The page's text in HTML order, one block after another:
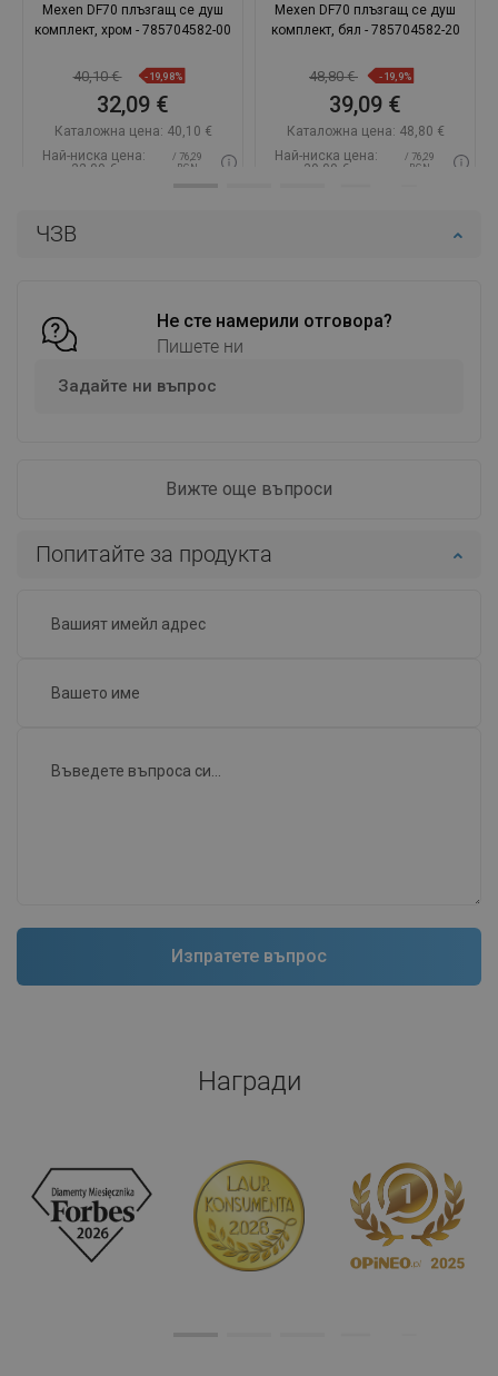
ЧЗВ
Не сте намерили отговора?
Пишете ни
Задайте ни въпрос
Вижте още въпроси
Попитайте за продукта
Mexen DF70 плъзгащ се душ
комплект, хром - 785704582-00
40,10 € -19,98%
32,09 €
Каталожна цена: 40,10 €
Най-ниска цена:
32,09 €
/ 76,29
BGN
Добави в количката
Mexen DF70 плъзгащ се душ
комплект, бял - 785704582-20
48,80 € -19,9%
39,09 €
Каталожна цена: 48,80 €
Най-ниска цена:
39,09 €
/ 76,29
BGN
Добави в количката
Награди